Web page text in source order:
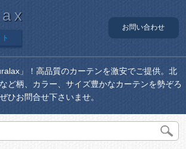
お問い合わせ
」！高品質のカーテンを激安でご提供。北
ど柄、カラー、サイズ豊かなカーテンを勢ぞろ
ひお問合せ下さいませ。